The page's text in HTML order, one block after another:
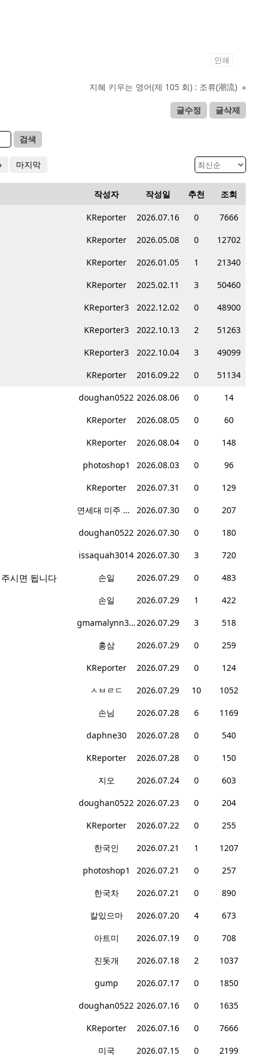
인쇄
지혜 키우는 영어(제 105 회) : 조류(潮流) »
글수정 글삭제
검색
마지막
작성자 작성일 추천 조회
KReporter 2026.07.16 0
7666
KReporter
2026.05.08 0
12702
KReporter
2026.01.05 1
21340
KReporter
2025.02.11 3
50460
KReporter3
2022.12.02 0
48900
KReporter3
2022.10.13 2
51263
KReporter3
2022.10.04 3
49099
KReporter
2016.09.22 0
51134
doughan0522 2026.08.06 0
14
KReporter
2026.08.05 0
60
KReporter
2026.08.04 0
148
photoshop1
2026.08.03 0
96
KReporter
2026.07.31 0
129
연세대 미주 총동문회
2026.07.30 0
207
doughan0522 2026.07.30 0
180
issaquah3014 2026.07.30 3 720
시면 됩니다 손일 2026.07.29 0
483
손일
2026.07.29 1
422
gmamalynn3782026.07.29 3
518
홍삼
2026.07.29 0
259
KReporter
2026.07.29 0
124
ㅅㅂㄹㄷ
2026.07.29 10
1052
손님
2026.07.28 6
1169
daphne30
2026.07.28 0
540
KReporter
2026.07.28 0
150
지오
2026.07.24 0
603
doughan0522 2026.07.23 0
204
KReporter
2026.07.22 0
255
한국인
2026.07.21 1
1207
photoshop1
2026.07.21 0
257
한국차
2026.07.21 0
890
칼있으마
2026.07.20 4
673
아트미
2026.07.19 0
708
진돗개
2026.07.18 2
1037
gump
2026.07.17 0
1850
doughan0522 2026.07.16 0
1635
KReporter
2026.07.16 0
7666
미국
2026.07.15 0 2199